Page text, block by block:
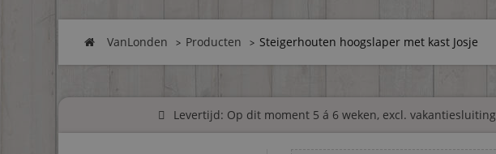
VanLonden Producten Steigerhouten hoogslaper met kast Josje
Levertijd: Op dit moment 5 á 6 weken, excl. vakantiesluiting